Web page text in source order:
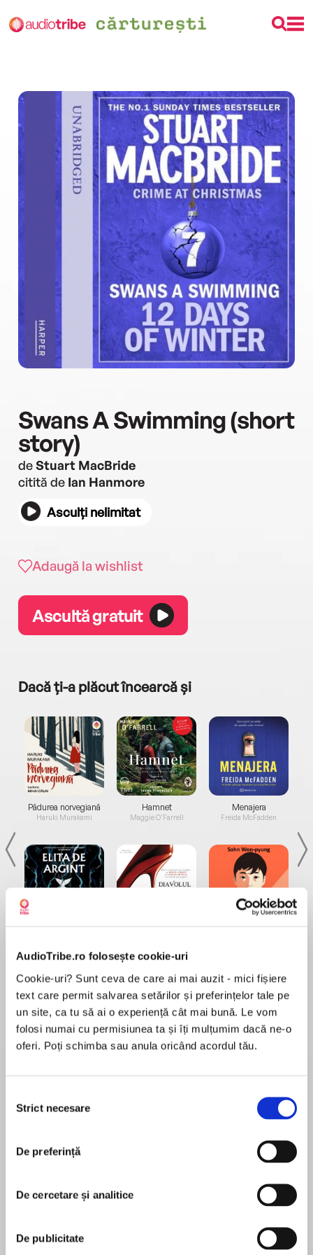
AudioTribe.ro folosește cookie-uri
Cookie-uri? Sunt ceva de care ai mai auzit - mici fișiere
text care permit salvarea setărilor și preferințelor tale pe
un site, ca tu să ai o experiență cât mai bună. Le vom
folosi numai cu permisiunea ta și îți mulțumim dacă ne-o
oferi. Poți schimba sau anula oricând acordul tău.
consimțământului
Strict necesare
De preferință
De cercetare și analitice
De publicitate
Swans A Swimming (short
story)
deStuart MacBride
citită de Ian Hanmore
Asculți nelimitat
Adaugă la wishlist
Ascultă gratuit
Dacă ți-a plăcut încearcă și
Pădurea norvegiană
Haruki Murakami
Hamnet
Maggie O'Farrell
Menajera
Freida McFadden
Desprecarte
Seventh story in a collection of interlinked tales
James Kirkhill thinks he has the best job in the
he’s about to get into some very deep water…
În acest moment nu există recenzii